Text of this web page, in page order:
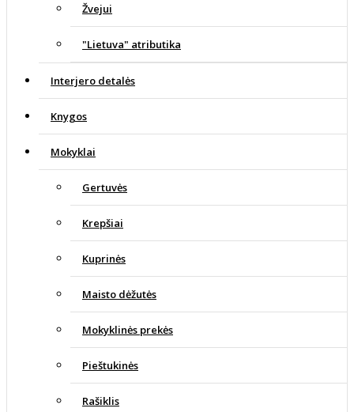
Žvejui
"Lietuva" atributika
Interjero detalės
Knygos
Mokyklai
Gertuvės
Krepšiai
Kuprinės
Maisto dėžutės
Mokyklinės prekės
Pieštukinės
Rašiklis